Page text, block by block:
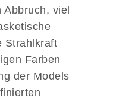
Abbruch, viel
Strahlkraft
Farben
der Models